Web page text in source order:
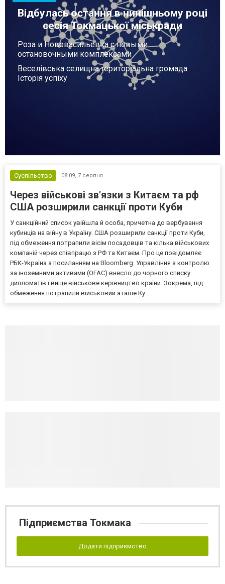
Відбулась остання в нинішньому році
сесія Токмацької міськради
Роза и Нововасильевка с новыми
остановочными комплексами
Веселівська селищна територіальна громада.
Історія успіху
Суспільство 08:09, 7 серпня
Через військові зв'язки з Китаєм та рф
США розширили санкції проти Куби
У санкційний список увійшла й особа, причетна до вербування
кубинців на війну в Україну. США розширили санкції проти Куби,
під обмеження потрапили вісім посадовців та кілька військових
компаній через співпрацю з РФ та Китаєм. Про це повідомляє
РБК-Україна з посиланням на Bloomberg. Управління з контролю
за іноземними активами (OFAC) внесло до чорного списку
дипломатів і вище військове керівництво країни. Зокрема, під
обмеження потрапили військовий аташе Ку...
Підприємства Токмака
Додати підприємство